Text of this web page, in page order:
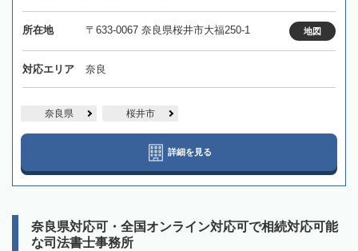
所在地 〒633-0067 奈良県桜井市大福250-1 地図
対応エリア 奈良
奈良県 桜井市
詳細を見る
奈良県対応可・全国オンライン対応可で相続対応可能
な司法書士事務所